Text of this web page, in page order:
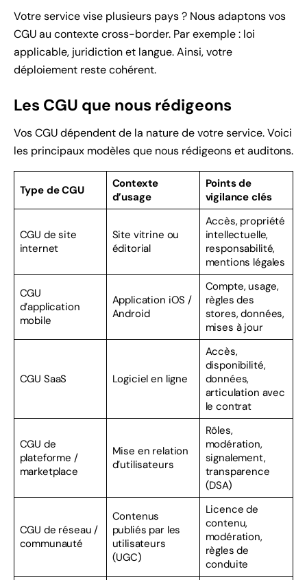
Votre service vise plusieurs pays ? Nous adaptons vos
CGU au contexte cross-border. Par exemple : loi
applicable, juridiction et langue. Ainsi, votre
déploiement reste cohérent.
Les CGU que nous rédigeons
Vos CGU dépendent de la nature de votre service. Voici
les principaux modèles que nous rédigeons et auditons.
Type de CGU
Contexte
d’usage
Points de
vigilance clés
CGU de site
internet
Site vitrine ou
éditorial
Accès, propriété
intellectuelle,
responsabilité,
mentions légales
CGU
d’application
mobile
Application iOS /
Android
Compte, usage,
règles des
stores, données,
mises à jour
CGU SaaS Logiciel en ligne
Accès,
disponibilité,
données,
articulation avec
le contrat
CGU de
plateforme /
marketplace
Mise en relation
d’utilisateurs
Rôles,
modération,
signalement,
transparence
(DSA)
CGU de réseau /
communauté
Contenus
publiés par les
utilisateurs
(UGC)
Licence de
contenu,
modération,
règles de
conduite